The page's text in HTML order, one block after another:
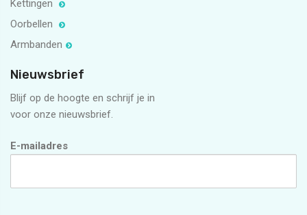
Kettingen
Oorbellen
Armbanden
Nieuwsbrief
Blijf op de hoogte en schrijf je in
voor onze nieuwsbrief.
E-mailadres